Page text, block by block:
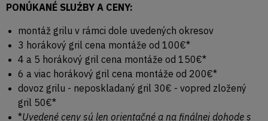
PONÚKANÉ SLUŹBY A CENY:
montáž grilu v rámci dole uvedených okresov
3 horákový gril cena montáže od 100€*
4 a 5 horákový gril cena montáže od 150€*
6 a viac horákový gril cena montáže od 200€*
dovoz grilu - neposkladaný gril 30€ - vopred zložený
gril 50€*
*Uvedené ceny sú len orientačné a na finálnej dohode s